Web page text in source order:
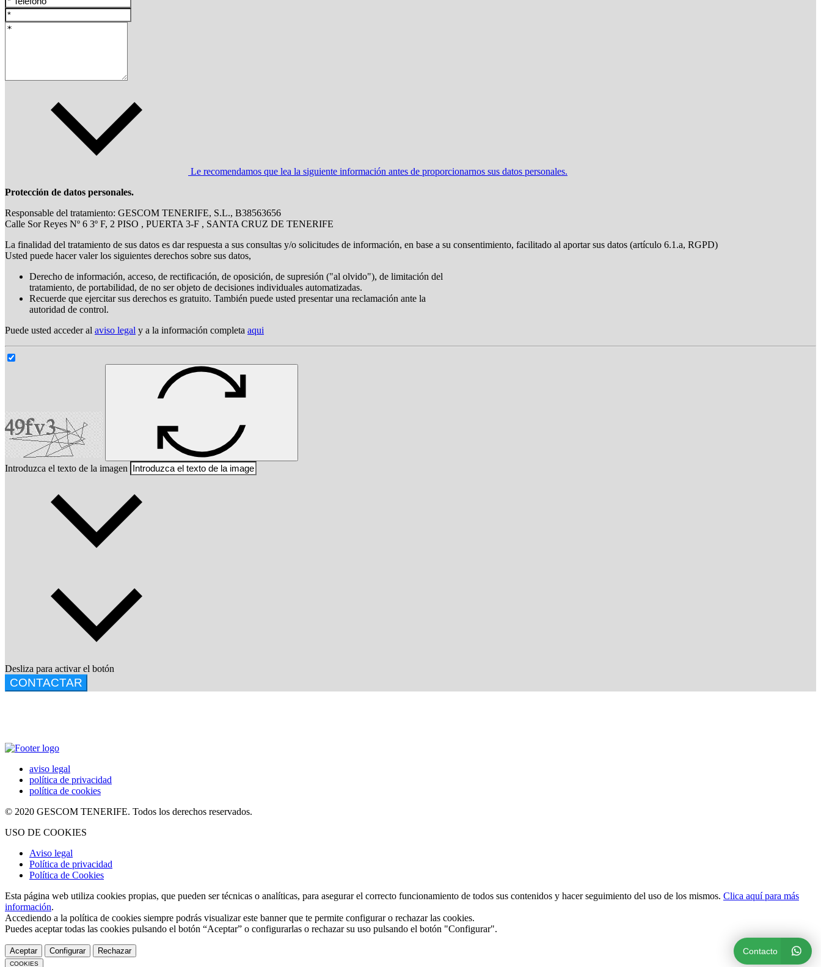
Le recomendamos que lea la siguiente información antes de proporcionarnos sus datos personales.
Protección de datos personales.
Responsable del tratamiento: GESCOM TENERIFE, S.L., B38563656
Calle Sor Reyes Nº 6 3º F, 2 PISO , PUERTA 3-F , SANTA CRUZ DE TENERIFE
La finalidad del tratamiento de sus datos es dar respuesta a sus consultas y/o solicitudes de información, en base a su consentimiento, facilitado al aportar sus datos (artículo 6.1.a, RGPD)
Usted puede hacer valer los siguientes derechos sobre sus datos,
Derecho de información, acceso, de rectificación, de oposición, de supresión ("al olvido"), de limitación del
tratamiento, de portabilidad, de no ser objeto de decisiones individuales automatizadas.
Recuerde que ejercitar sus derechos es gratuito. También puede usted presentar una reclamación ante la
autoridad de control.
Puede usted acceder al aviso legal y a la información completa aqui
Introduzca el texto de la imagen
Desliza para activar el botón
CONTACTAR
aviso legal
política de privacidad
política de cookies
© 2020 GESCOM TENERIFE. Todos los derechos reservados.
USO DE COOKIES
Aviso legal
Política de privacidad
Política de Cookies
Esta página web utiliza cookies propias, que pueden ser técnicas o analíticas, para asegurar el correcto funcionamiento de todos sus contenidos y hacer seguimiento del uso de los mismos. Clica aquí para más
información.
Accediendo a la política de cookies siempre podrás visualizar este banner que te permite configurar o rechazar las cookies.
Puedes aceptar todas las cookies pulsando el botón “Aceptar” o configurarlas o rechazar su uso pulsando el botón "Configurar".
Aceptar Configurar Rechazar
COOKIES
Contacto